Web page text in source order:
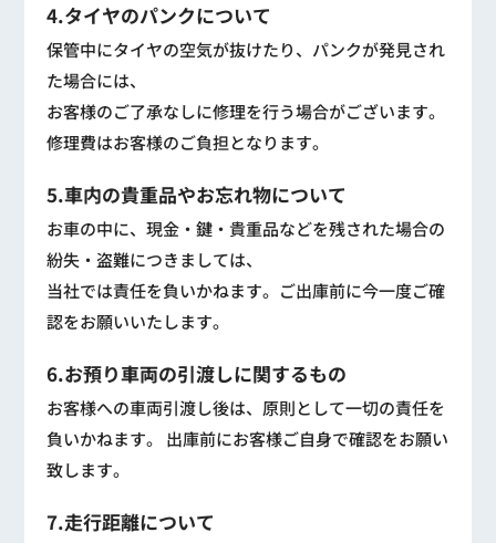
4.タイヤのパンクについて
保管中にタイヤの空気が抜けたり、パンクが発見され
た場合には、
お客様のご了承なしに修理を行う場合がございます。
修理費はお客様のご負担となります。
5.車内の貴重品やお忘れ物について
お車の中に、現金・鍵・貴重品などを残された場合の
紛失・盗難につきましては、
当社では責任を負いかねます。ご出庫前に今一度ご確
認をお願いいたします。
6.お預り車両の引渡しに関するもの
お客様への車両引渡し後は、原則として一切の責任を
負いかねます。 出庫前にお客様ご自身で確認をお願い
致します。
7.走行距離について